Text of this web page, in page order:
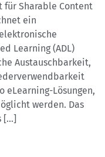
für Sharable Content
ein
Learning (ADL)
Austauschbarkeit,
eLearning-Lösungen,
werden. Das
[…]